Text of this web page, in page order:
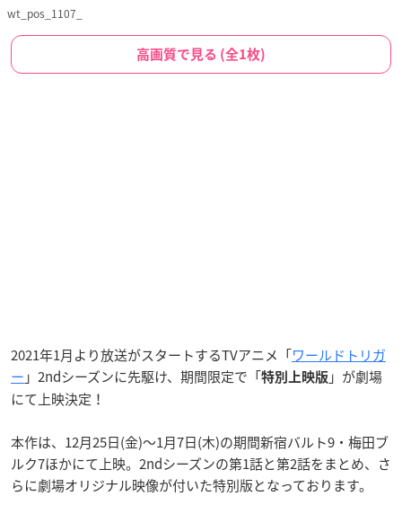
wt_pos_1107_
高画質で見る (全1枚)
2021年1月より放送がスタートするTVアニメ「ワールドトリガ
ー 」2ndシーズンに先駆け、期間限定で「特別上映版 」が劇場
にて上映決定！
本作は、12月25日(金)〜1月7日(木)の期間新宿バルト9・梅田ブ
ルク7ほかにて上映。2ndシーズンの第1話と第2話をまとめ、さ
らに劇場オリジナル映像が付いた特別版となっております。